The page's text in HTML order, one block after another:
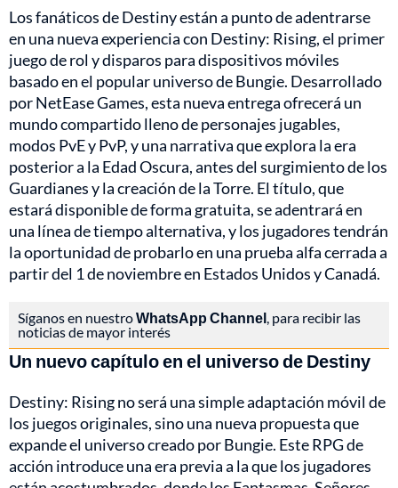
Los fanáticos de Destiny están a punto de adentrarse
en una nueva experiencia con Destiny: Rising, el primer
juego de rol y disparos para dispositivos móviles
basado en el popular universo de Bungie. Desarrollado
por NetEase Games, esta nueva entrega ofrecerá un
mundo compartido lleno de personajes jugables,
modos PvE y PvP, y una narrativa que explora la era
posterior a la Edad Oscura, antes del surgimiento de los
Guardianes y la creación de la Torre. El título, que
estará disponible de forma gratuita, se adentrará en
una línea de tiempo alternativa, y los jugadores tendrán
la oportunidad de probarlo en una prueba alfa cerrada a
partir del 1 de noviembre en Estados Unidos y Canadá.
Síganos en nuestroWhatsApp Channel, para recibir las
noticias de mayor interés
Un nuevo capítulo en el universo de Destiny
Destiny: Rising no será una simple adaptación móvil de
los juegos originales, sino una nueva propuesta que
expande el universo creado por Bungie. Este RPG de
acción introduce una era previa a la que los jugadores